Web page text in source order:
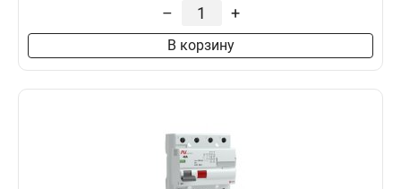
– +
В корзину